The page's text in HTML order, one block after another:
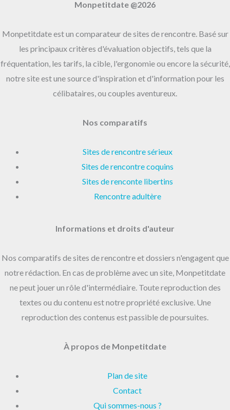
Monpetitdate @2026
Monpetitdate est un comparateur de sites de rencontre. Basé sur
les principaux critères d'évaluation objectifs, tels que la
fréquentation, les tarifs, la cible, l'ergonomie ou encore la sécurité,
notre site est une source d'inspiration et d'information pour les
célibataires, ou couples aventureux.
Nos comparatifs
Sites de rencontre sérieux
Sites de rencontre coquins
Sites de renconte libertins
Rencontre adultère
Informations et droits d'auteur
Nos comparatifs de sites de rencontre et dossiers n'engagent que
notre rédaction. En cas de problème avec un site, Monpetitdate
ne peut jouer un rôle d'intermédiaire. Toute reproduction des
textes ou du contenu est notre propriété exclusive. Une
reproduction des contenus est passible de poursuites.
À propos de Monpetitdate
Plan de site
Contact
Qui sommes-nous ?